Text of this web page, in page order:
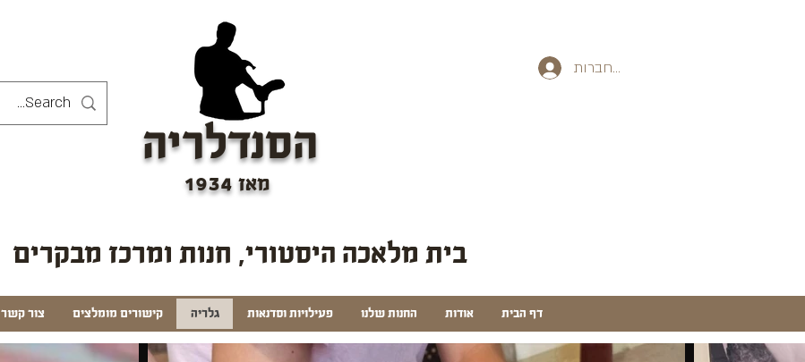
הסנדלריה
מאז 1934
להתחברות
בית מלאכה היסטורי, חנות ומרכז מבקרים
צור קשר קישורים מומלצים גלריה פעילויות וסדנאות החנות שלנו אודות דף הבית